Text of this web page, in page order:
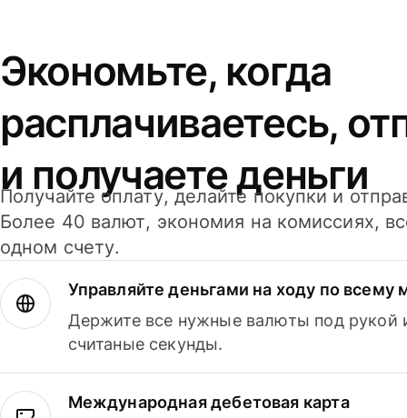
Экономьте, когда
расплачиваетесь,
и получаете деньги
Получайте оплату, делайте покупки и
Более 40 валют, экономия на комиссиях,
одном счету.
Управляйте деньгами на ходу по всему
Держите все нужные валюты под рукой
считаные секунды.
Международная дебетовая карта